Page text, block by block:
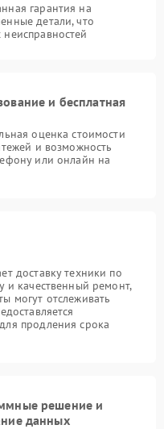
гарантия на
детали, что
и бесплатная
оценка стоимости
и возможность
или онлайн на
доставку техники по
и качественный ремонт,
могут отслеживать
продления срока
решение и
данных